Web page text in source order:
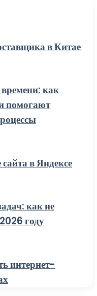
в Китае
как
помогают
в Яндексе
как не
году
интернет-